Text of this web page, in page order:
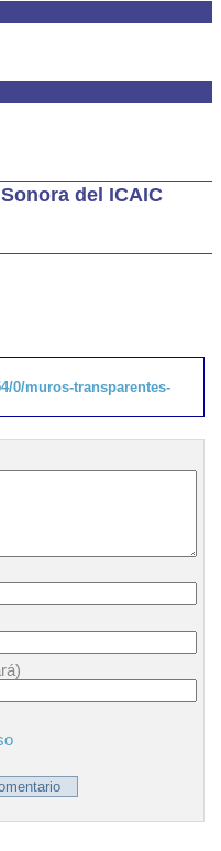
del ICAIC
0/muros-transparentes-